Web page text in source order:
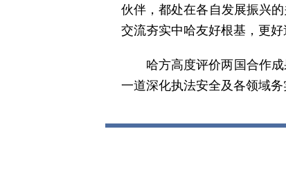
伙伴，都处在各自发展振兴
交流夯实中哈友好根基，更好
哈方高度评价两国合作
一道深化执法安全及各领域